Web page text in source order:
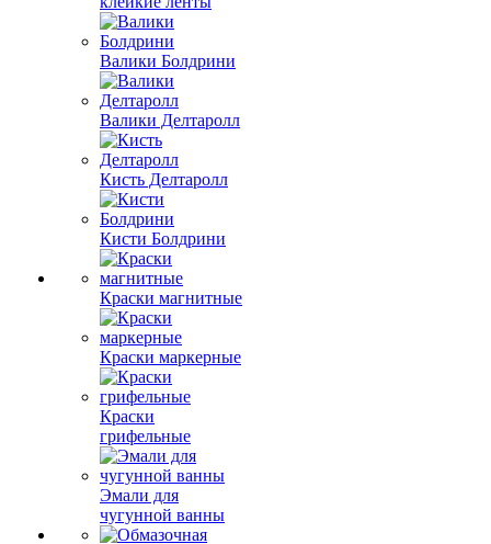
Валики Болдрини
Валики Делтаролл
Кисть Делтаролл
Кисти Болдрини
Краски магнитные
Краски маркерные
Краски
грифельные
Эмали для
чугунной ванны